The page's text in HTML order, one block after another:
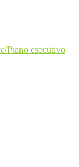
Piano esecutivo